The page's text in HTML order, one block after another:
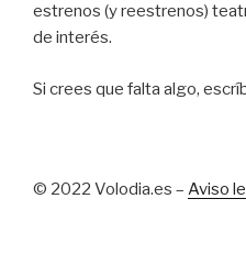
estrenos (y reestrenos)
de interés.
Si crees que falta algo,
© 2022 Volodia.es – Aviso